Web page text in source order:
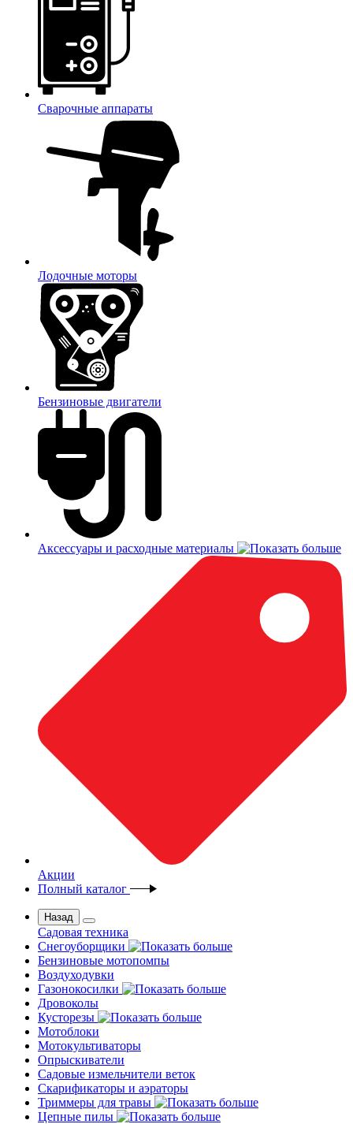
Сварочные аппараты
Лодочные моторы
Бензиновые двигатели
Аксессуары и расходные материалы
Акции
Полный каталог
Назад
Садовая техника
Снегоуборщики
Бензиновые мотопомпы
Воздуходувки
Газонокосилки
Дровоколы
Кусторезы
Мотоблоки
Мотокультиваторы
Опрыскиватели
Садовые измельчители веток
Скарификаторы и аэраторы
Триммеры для травы
Цепные пилы